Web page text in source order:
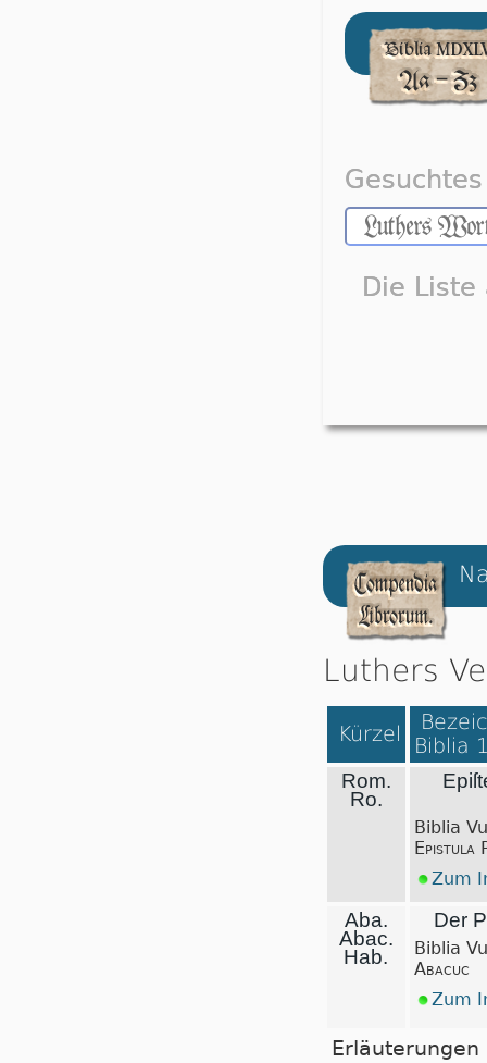
Die
Luthers
Kürzel
Biblia
Rom.
Ro.
Biblia
Epistula
Zum
Aba.
Abac.
Hab.
Der
Biblia
Abacuc
Zum